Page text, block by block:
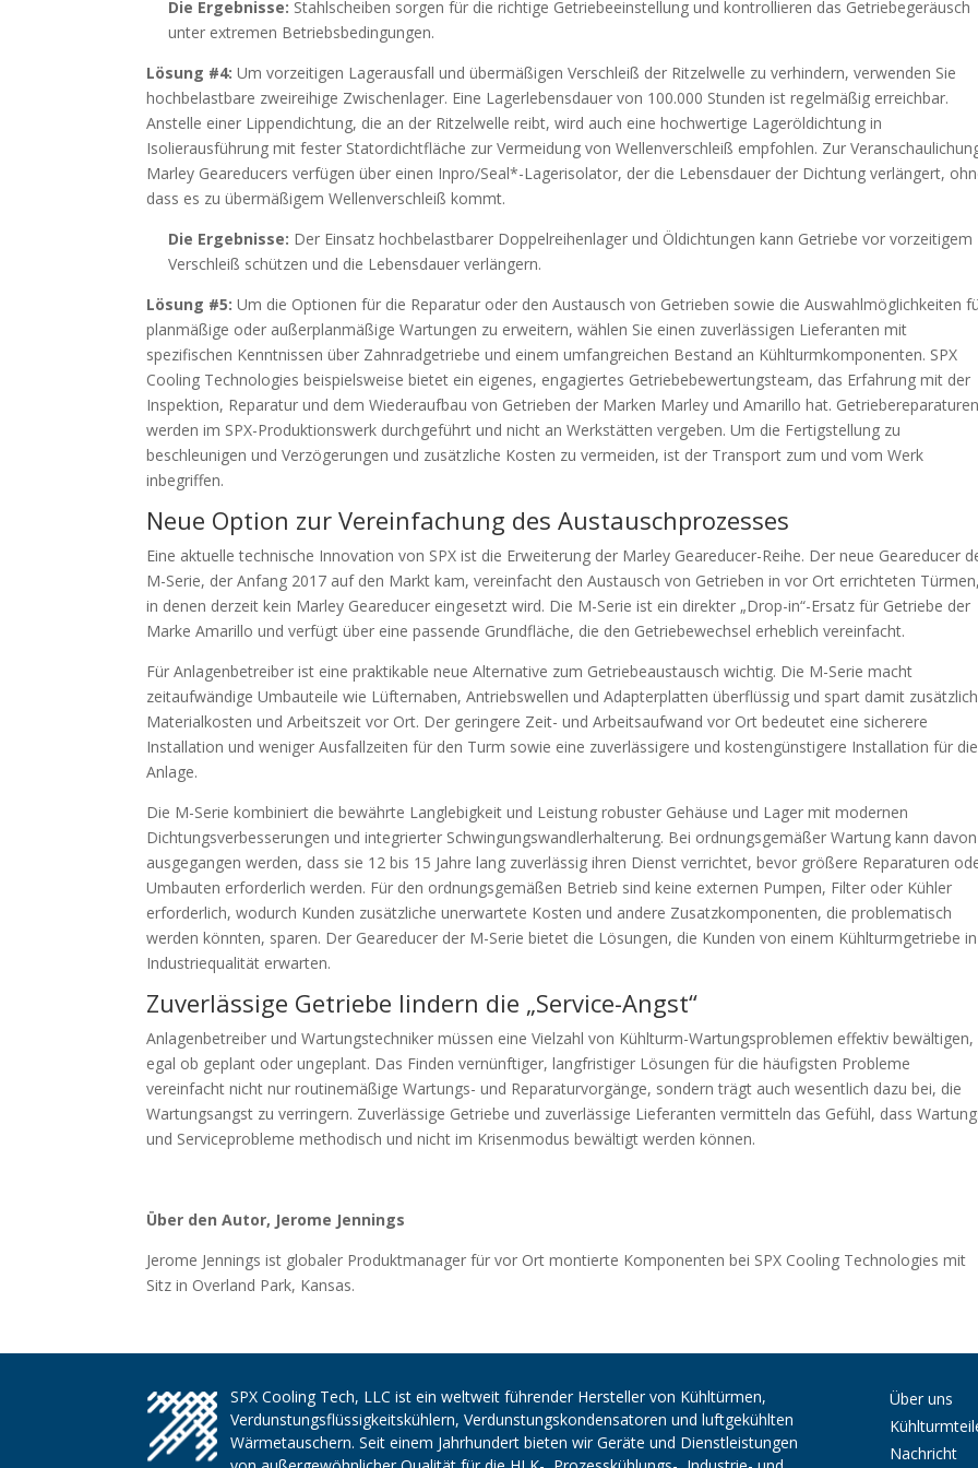
Die Ergebnisse: Stahlscheiben sorgen für die richtige Getriebeeinstellung und kontrollieren das Getriebegeräusch
unter extremen Betriebsbedingungen.
Lösung #4: Um vorzeitigen Lagerausfall und übermäßigen Verschleiß der Ritzelwelle zu verhindern, verwenden Sie
hochbelastbare zweireihige Zwischenlager. Eine Lagerlebensdauer von 100.000 Stunden ist regelmäßig erreichbar.
Anstelle einer Lippendichtung, die an der Ritzelwelle reibt, wird auch eine hochwertige Lageröldichtung in
Isolierausführung mit fester Statordichtfläche zur Vermeidung von Wellenverschleiß empfohlen. Zur
Marley Geareducers verfügen über einen Inpro/Seal*-Lagerisolator, der die Lebensdauer der Dichtung verlängert,
dass es zu übermäßigem Wellenverschleiß kommt.
Die Ergebnisse: Der Einsatz hochbelastbarer Doppelreihenlager und Öldichtungen kann Getriebe vor vorzeitigem
Verschleiß schützen und die Lebensdauer verlängern.
Lösung #5:Um die Optionen für die Reparatur oder den Austausch von Getrieben sowie die Auswahlmöglichkeiten
planmäßige oder außerplanmäßige Wartungen zu erweitern, wählen Sie einen zuverlässigen Lieferanten mit
spezifischen Kenntnissen über Zahnradgetriebe und einem umfangreichen Bestand an Kühlturmkomponenten. SPX
Cooling Technologies beispielsweise bietet ein eigenes, engagiertes Getriebebewertungsteam, das Erfahrung mit der
Inspektion, Reparatur und dem Wiederaufbau von Getrieben der Marken Marley und Amarillo hat.
werden im SPX-Produktionswerk durchgeführt und nicht an Werkstätten vergeben. Um die Fertigstellung zu
beschleunigen und Verzögerungen und zusätzliche Kosten zu vermeiden, ist der Transport zum und vom Werk
inbegriffen.
Neue Option zur Vereinfachung des Austauschprozesses
Eine aktuelle technische Innovation von SPX ist die Erweiterung der Marley Geareducer-Reihe. Der neue Geareducer
M-Serie, der Anfang 2017 auf den Markt kam, vereinfacht den Austausch von Getrieben in vor Ort errichteten
in denen derzeit kein Marley Geareducer eingesetzt wird. Die M-Serie ist ein direkter „Drop-in“-Ersatz für Getriebe der
Marke Amarillo und verfügt über eine passende Grundfläche, die den Getriebewechsel erheblich vereinfacht.
Für Anlagenbetreiber ist eine praktikable neue Alternative zum Getriebeaustausch wichtig. Die M-Serie macht
zeitaufwändige Umbauteile wie Lüfternaben, Antriebswellen und Adapterplatten überflüssig und spart damit
Materialkosten und Arbeitszeit vor Ort. Der geringere Zeit- und Arbeitsaufwand vor Ort bedeutet eine sicherere
Installation und weniger Ausfallzeiten für den Turm sowie eine zuverlässigere und kostengünstigere Installation für die
Anlage.
Die M-Serie kombiniert die bewährte Langlebigkeit und Leistung robuster Gehäuse und Lager mit modernen
Dichtungsverbesserungen und integrierter Schwingungswandlerhalterung. Bei ordnungsgemäßer Wartung kann davon
ausgegangen werden, dass sie 12 bis 15 Jahre lang zuverlässig ihren Dienst verrichtet, bevor größere Reparaturen
Umbauten erforderlich werden. Für den ordnungsgemäßen Betrieb sind keine externen Pumpen, Filter oder Kühler
erforderlich, wodurch Kunden zusätzliche unerwartete Kosten und andere Zusatzkomponenten, die problematisch
werden könnten, sparen. Der Geareducer der M-Serie bietet die Lösungen, die Kunden von einem Kühlturmgetriebe in
Industriequalität erwarten.
Zuverlässige Getriebe lindern die „Service-Angst“
Anlagenbetreiber und Wartungstechniker müssen eine Vielzahl von Kühlturm-Wartungsproblemen effektiv bewältigen,
egal ob geplant oder ungeplant. Das Finden vernünftiger, langfristiger Lösungen für die häufigsten Probleme
vereinfacht nicht nur routinemäßige Wartungs- und Reparaturvorgänge, sondern trägt auch wesentlich dazu bei, die
Wartungsangst zu verringern. Zuverlässige Getriebe und zuverlässige Lieferanten vermitteln das Gefühl, dass
und Serviceprobleme methodisch und nicht im Krisenmodus bewältigt werden können.
Über den Autor, Jerome Jennings
Jerome Jennings ist globaler Produktmanager für vor Ort montierte Komponenten bei SPX Cooling Technologies mit
Sitz in Overland Park, Kansas.
SPX Cooling Tech, LLC ist ein weltweit führender Hersteller von Kühltürmen,
Verdunstungsflüssigkeitskühlern, Verdunstungskondensatoren und luftgekühlten
Wärmetauschern. Seit einem Jahrhundert bieten wir Geräte und Dienstleistungen
Über uns
Nachricht